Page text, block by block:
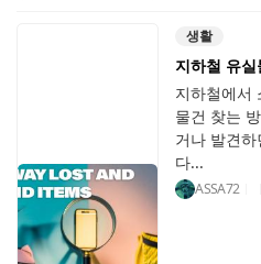
생활
지하철 유
지하철에서
물건 찾는
거나 발견
다...
ASSA72